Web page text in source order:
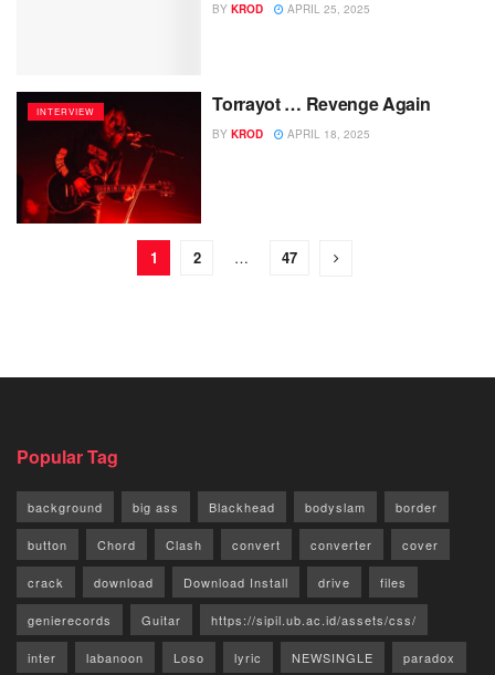
BY KROD APRIL 25, 2025
INTERVIEW Torrayot … Revenge Again
BY KROD APRIL 18, 2025
1 2 … 47
Popular Tag
background big ass Blackhead bodyslam border
button Chord Clash convert converter cover
crack download Download Install drive files
genierecords Guitar https://sipil.ub.ac.id/assets/css/
inter labanoon Loso lyric NEWSINGLE paradox